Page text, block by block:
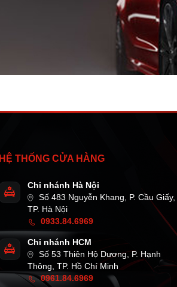
HỆ THỐNG CỬA HÀNG
Chi nhánh Hà Nội
Số 483 Nguyễn Khang, P. Cầu Giấy,
TP. Hà Nội
0933.84.6969
Chi nhánh HCM
Số 53 Thiên Hộ Dương, P. Hạnh
Thông, TP. Hồ Chí Minh
0961.84.6969